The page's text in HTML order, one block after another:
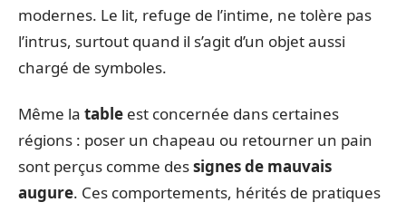
modernes. Le lit, refuge de l’intime, ne tolère pas
l’intrus, surtout quand il s’agit d’un objet aussi
chargé de symboles.
Même la table est concernée dans certaines
régions : poser un chapeau ou retourner un pain
sont perçus comme dessignes de mauvais
augure. Ces comportements, hérités de pratiques